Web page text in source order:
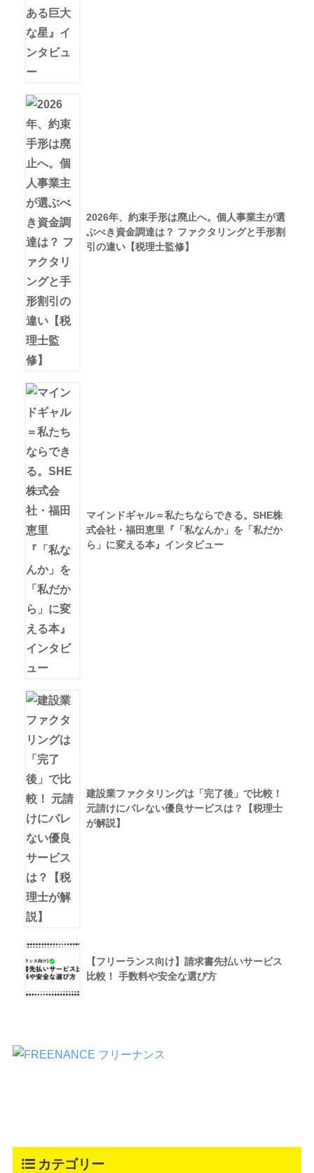
2026年、約束手形は廃止へ。個人事業主が選
ぶべき資金調達は？ ファクタリングと手形割
引の違い【税理士監修】
マインドギャル＝私たちならできる。SHE株
式会社・福田恵里『「私なんか」を「私だか
ら」に変える本』インタビュー
建設業ファクタリングは「完了後」で比較！
元請けにバレない優良サービスは？【税理士
が解説】
【フリーランス向け】請求書先払いサービス
比較！ 手数料や安全な選び方
カテゴリー